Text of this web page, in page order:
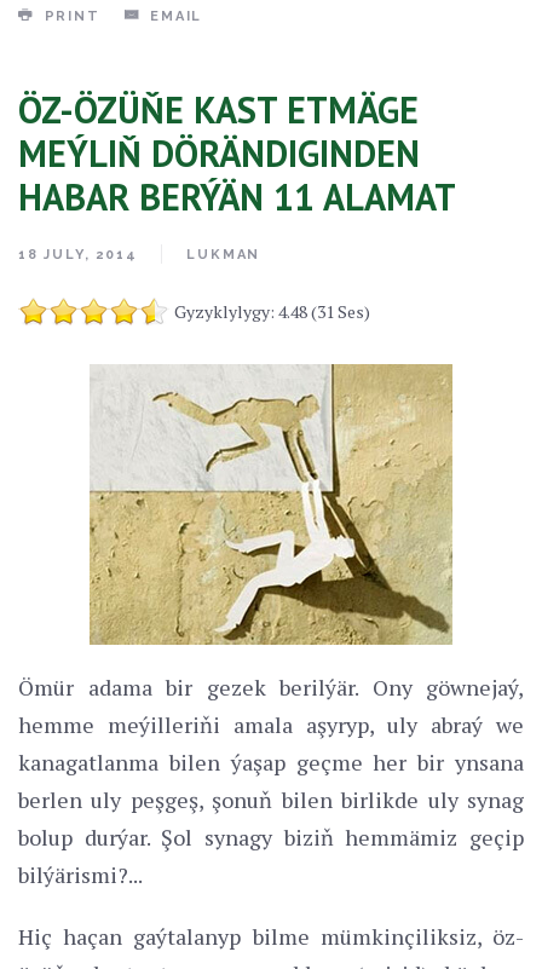
PRINT EMAIL
ÖZ-ÖZÜŇE KAST ETMÄGE
MEÝLIŇ DÖRÄNDIGINDEN
HABAR BERÝÄN 11 ALAMAT
18 JULY, 2014 LUKMAN
Gyzyklylygy: 4.48 (31 Ses)
Ömür adama bir gezek berilýär. Ony göwnejaý,
hemme meýilleriňi amala aşyryp, uly abraý we
kanagatlanma bilen ýaşap geçme her bir ynsana
berlen uly peşgeş, şonuň bilen birlikde uly synag
bolup durýar. Şol synagy biziň hemmämiz geçip
bilýärismi?...
Hiç haçan gaýtalanyp bilme mümkinçiliksiz, öz-